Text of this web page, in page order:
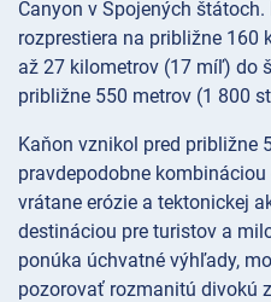
Canyon v Spojených štátoch.
rozprestiera na približne 160
až 27 kilometrov (17 míľ) do
približne 550 metrov (1 800
Kaňon vznikol pred približne
pravdepodobne
vrátane erózie a tektonickej
destináciou pre turistov a
ponúka úchvatné výhľady,
pozorovať rozmanitú divokú